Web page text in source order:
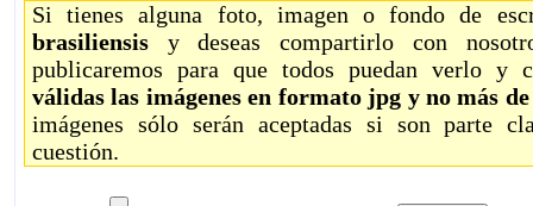
Si tienes alguna foto, imagen o fondo de
brasiliensis y deseas compartirlo con
publicaremos para que todos puedan verlo y
válidas las imágenes en formato jpg y no más
imágenes sólo serán aceptadas si son parte
cuestión.